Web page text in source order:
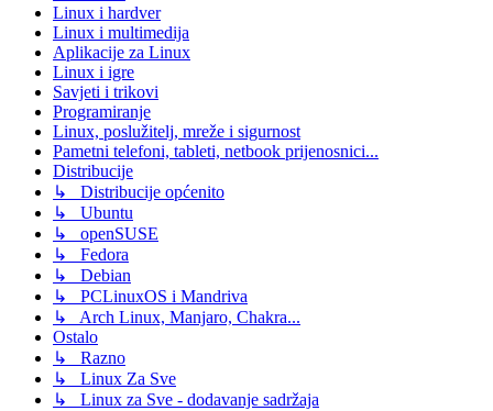
Linux i hardver
Linux i multimedija
Aplikacije za Linux
Linux i igre
Savjeti i trikovi
Programiranje
Linux, poslužitelj, mreže i sigurnost
Pametni telefoni, tableti, netbook prijenosnici...
Distribucije
↳ Distribucije općenito
↳ Ubuntu
↳ openSUSE
↳ Fedora
↳ Debian
↳ PCLinuxOS i Mandriva
↳ Arch Linux, Manjaro, Chakra...
Ostalo
↳ Razno
↳ Linux Za Sve
↳ Linux za Sve - dodavanje sadržaja